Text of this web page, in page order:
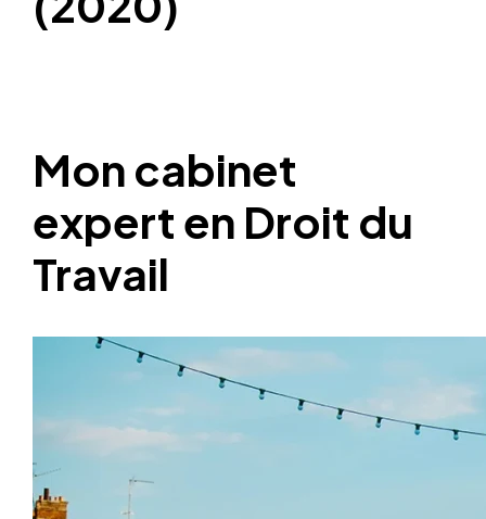
Mon cabinet
expert en Droit du
Travail